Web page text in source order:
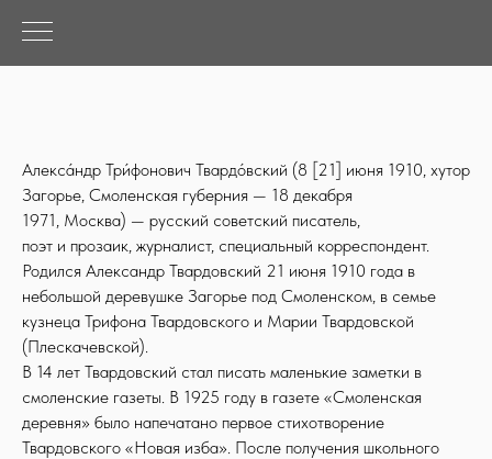
Алекса́ндр Три́фонович Твардо́вский (8 [21] июня 1910, хутор
Загорье, Смоленская губерния — 18 декабря
1971, Москва) — русский советский писатель,
поэт и прозаик, журналист, специальный корреспондент.
Родился Александр Твардовский 21 июня 1910 года в
небольшой деревушке Загорье под Смоленском, в семье
кузнеца Трифона Твардовского и Марии Твардовской
(Плескачевской).
В 14 лет Твардовский стал писать маленькие заметки в
смоленские газеты. В 1925 году в газете «Смоленская
деревня» было напечатано первое стихотворение
Твардовского «Новая изба». После получения школьного